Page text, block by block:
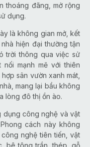
thoáng đãng, mở rộng
dụng.
là không gian mở, kết
hiện đại thường tận
trời thông qua việc sử
mạnh mẽ với thiên
sân vườn xanh mát,
mang lại bầu không
lòng đô thị ồn ào.
dụng công nghệ và vật
cách này không
nghệ tiên tiến, vật
bê tông trần, thép, gỗ